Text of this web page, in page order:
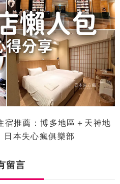
宿推薦：博多地區＋天神地
日本失心瘋俱樂部
留言